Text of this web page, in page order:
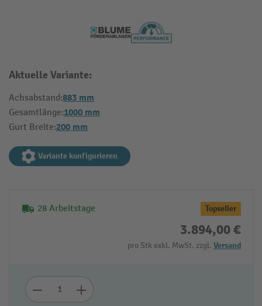
Aktuelle Variante:
Achsabstand:883 mm
Gesamtlänge:1000 mm
Gurt Breite:200 mm
Variante konfigurieren
28 Arbeitstage Topseller
3.894,00 €
pro Stk exkl. MwSt. zzgl. Versand